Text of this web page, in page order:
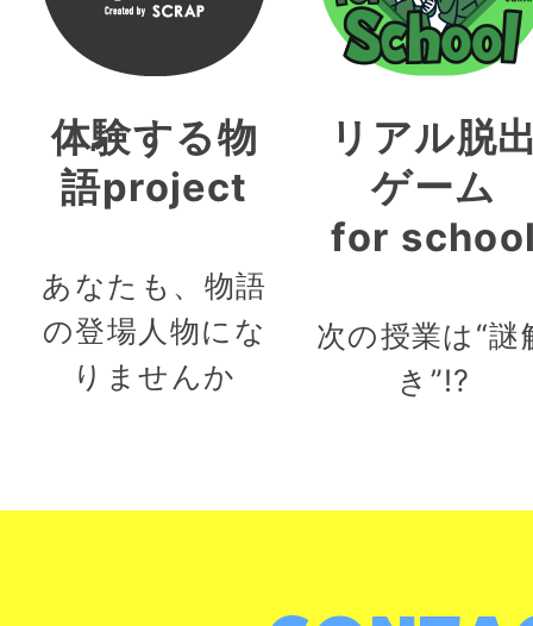
体験する物
語project
あなたも、物語
の登場人物にな
りませんか
リアル脱
ゲーム
for
次の授業は“謎
き”!?